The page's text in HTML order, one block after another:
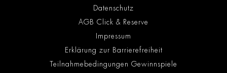
Datenschutz
AGB Click & Reserve
Impressum
Erklärung zur Barrierefreiheit
Teilnahmebedingungen Gewinnspiele